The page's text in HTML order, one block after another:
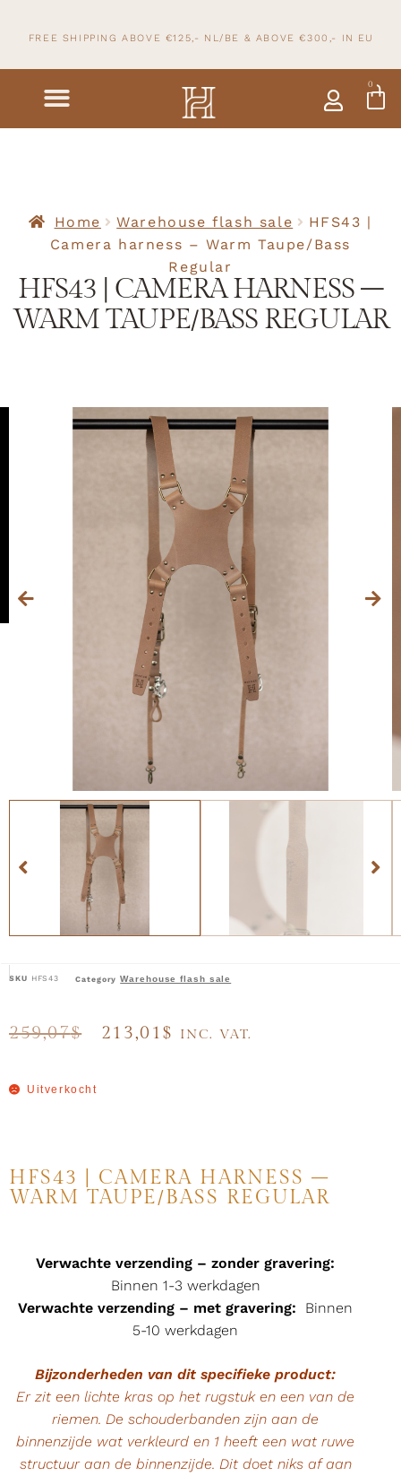
FREE SHIPPING ABOVE €125,- NL/BE & ABOVE €300,- IN EU
0
Home Warehouse flash sale
HFS43 |
Camera harness – Warm Taupe/Bass
Regular
HFS43 | CAMERA HARNESS –
WARM TAUPE/BASS REGULAR
SKU HFS43 Category Warehouse flash sale
259,07$ 213,01$ INC. VAT.
Uitverkocht
HFS43 | CAMERA HARNESS –
WARM TAUPE/BASS REGULAR
Verwachte verzending – zonder gravering:
Binnen 1-3 werkdagen
Verwachte verzending – met gravering: Binnen
5-10 werkdagen
Bijzonderheden van dit specifieke product:
Er zit een lichte kras op het rugstuk en een van de
riemen. De schouderbanden zijn aan de
binnenzijde wat verkleurd en 1 heeft een wat ruwe
structuur aan de binnenzijde. Dit doet niks af aan